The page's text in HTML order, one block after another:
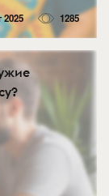
2025 1285